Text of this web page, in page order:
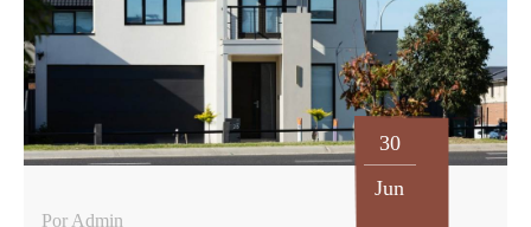
solicitud de cotización final. GUDESEN ofrece varias
líneas de puertas industriales, pero el archivo de
especificaciones para este tipo de puerta debe elaborarse en
30
Jun
Por Admin